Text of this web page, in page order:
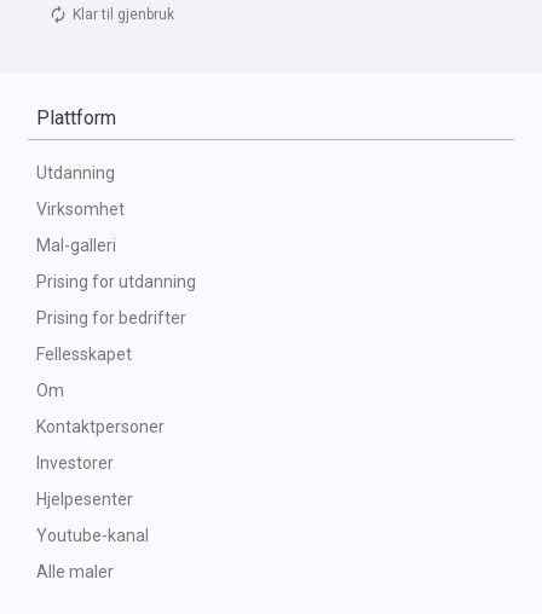
Klar til gjenbruk
Plattform
Utdanning
Virksomhet
Mal-galleri
Prising for utdanning
Prising for bedrifter
Fellesskapet
Om
Kontaktpersoner
Investorer
Hjelpesenter
Youtube-kanal
Alle maler